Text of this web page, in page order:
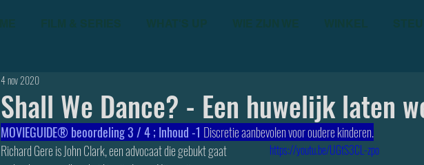
Shall We Dance? - Een huwelijk laten
4 nov 2020
MOVIEGUIDE® beoordeling 3 / 4 ; Inhoud -1 Discretie aanbevolen voor oudere kinderen.
https://youtu.be/UGtS3CL-zpo
Richard Gere is John Clark, een advocaat die gebukt gaat